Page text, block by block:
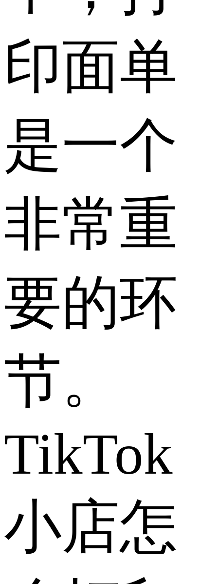
印面单
是一个
非常重
要的环
节。
TikTok
小店怎